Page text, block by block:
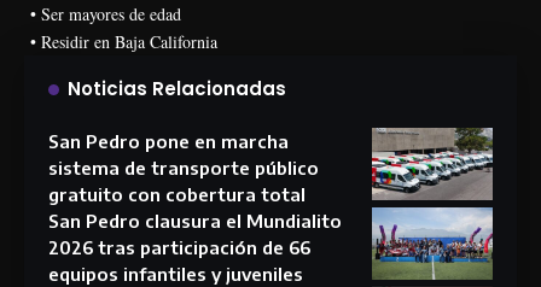
• Ser mayores de edad
• Residir en Baja California
Noticias Relacionadas
San Pedro pone en marcha
sistema de transporte público
gratuito con cobertura total
San Pedro clausura el Mundialito
2026 tras participación de 66
equipos infantiles y juveniles